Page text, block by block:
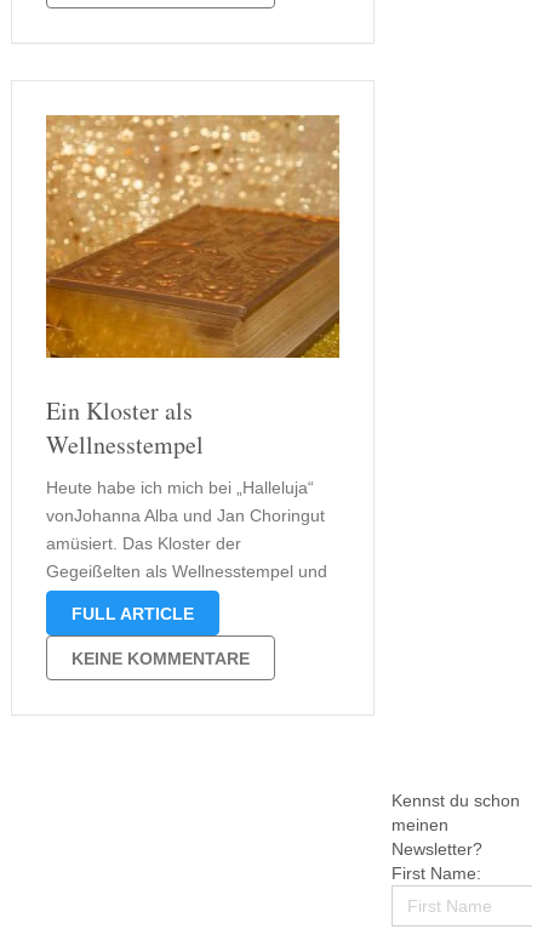
Probleme. Irgendwie erscheint es mir
auch so sein, dass Francesco mit sich
Ein Kloster als
Wellnesstempel
Heute habe ich mich bei „Halleluja“
vonJohanna Alba und Jan Choringut
amüsiert. Das Kloster der
Gegeißelten als Wellnesstempel und
der Klostervorstand weiß von nichts.
einmal kommen. Wer rechnet schon
mit einem unterirdischen Wellness-
Tempel in einem Kloster, was nach
FULL ARTICLE
KEINE KOMMENTARE
Kennst du schon
meinen
Newsletter?
First Name: